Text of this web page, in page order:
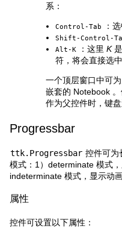
系：
Control -Tab ：
Shift-Control -
Alt-K ：这里 K是
符，将会直接选中
一个顶层窗口中可
嵌套的 Notebook
作为父控件时，键盘
Progressbar
ttk.Progressbar 控件可为
模式：1）determinate 模式，
indeterminate 模式，显示动
属性
控件可设置以下属性：